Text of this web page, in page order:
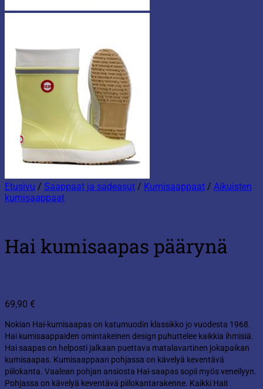
Etusivu / Saappaat ja sadeasut / Kumisaappaat / Aikuisten
kumisaappaat
Hai kumisaapas päärynä
69,90 €
Nokian Hai-kumisaapas on katumuodin klassikko jo vuodesta 1968.
Hai kumisaappaiden omintakeinen design puhuttelee kaikkia ihmisiä.
Hai saapas on helposti jalkaan puettava matalavartinen jokapaikan
kumisaapas. Kumisaappaan pohjassa on kävelyä keventävä
piilokanta. Vaalean pohjan ansiosta Hai-saapas sopii myös veneilyyn.
Pohjassa on kävelyä keventävä piilokantarakenne. Kaikki Hait